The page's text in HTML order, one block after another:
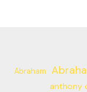
Abraham
anthony